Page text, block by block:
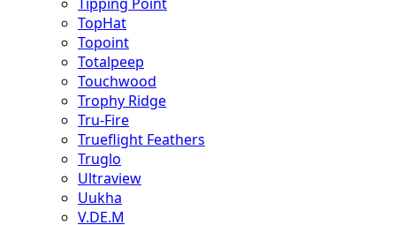
TopHat
Topoint
Totalpeep
Touchwood
Trophy Ridge
Tru-Fire
Trueflight Feathers
Truglo
Ultraview
Uukha
V.DE.M